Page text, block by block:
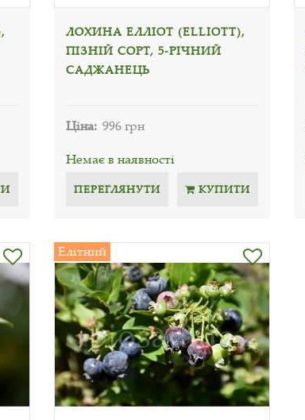
ЛОХИНА ЕЛЛІОТ (ELLIOTT),
ПІЗНІЙ СОРТ, 5-РІЧНИЙ
САДЖАНЕЦЬ
Ціна: 996 грн
Немає в наявності
ПЕРЕГЛЯНУТИ КУПИТИ
Елітний